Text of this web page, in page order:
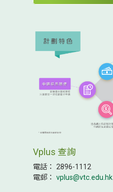
Vplus 查詢
電話： 2896-1112
電郵： vplus@vtc.edu.hk